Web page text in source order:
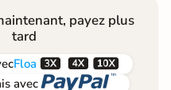
payez plus
tard
Floa  
avec 